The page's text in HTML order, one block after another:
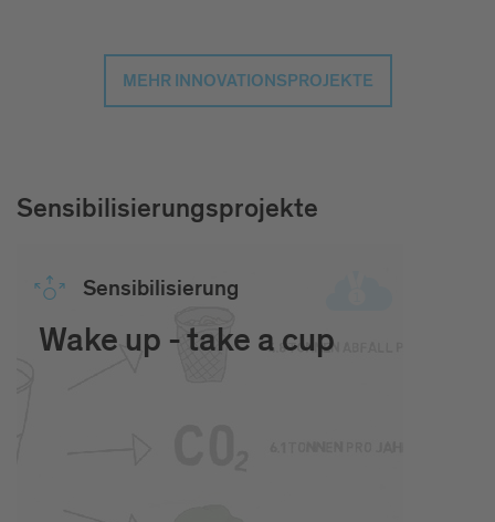
MEHR INNOVATIONSPROJEKTE
Sensibilisierungsprojekte
Sen­si­bi­li­sie­rung
Wake up - take a cup